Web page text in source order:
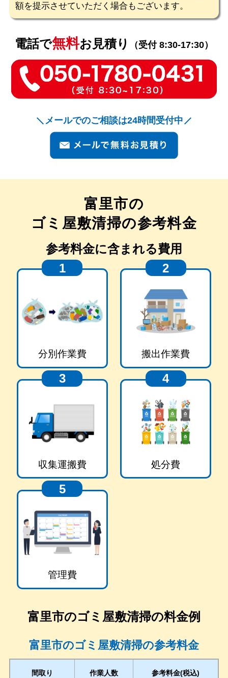
額を提示させていただく場合もございます。
電話で無料お見積り （受付 8:30-17:30）
メールでのご相談は24時間受付中
富里市の
ゴミ屋敷清掃の参考料金
参考料金に含まれる費用
1
分別作業費
2
搬出作業費
3
収集運搬費
4
処分費
5
管理費
富里市のゴミ屋敷清掃の料金例
富里市のゴミ屋敷清掃の参考料金
間取り 作業人数 参考料金(税込)